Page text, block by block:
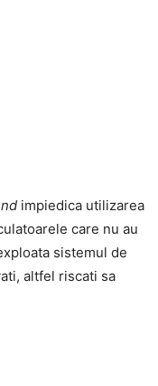
impiedica utilizarea
care nu au
sistemul de
altfel riscati sa